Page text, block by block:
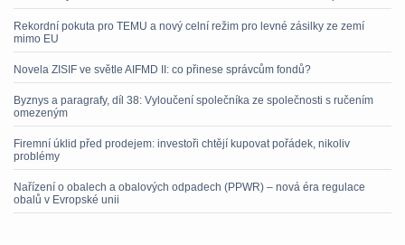
Rekordní pokuta pro TEMU a nový celní režim pro levné zásilky ze zemí
mimo EU
Novela ZISIF ve světle AIFMD II: co přinese správcům fondů?
Byznys a paragrafy, díl 38: Vyloučení společníka ze společnosti s ručením
omezeným
Firemní úklid před prodejem: investoři chtějí kupovat pořádek, nikoliv
problémy
Nařízení o obalech a obalových odpadech (PPWR) – nová éra regulace
obalů v Evropské unii